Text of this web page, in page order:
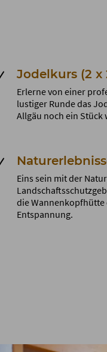
Jodelkurs (2 x
Erlerne von einer
lustiger Runde das
Allgäu noch ein Stück
Eins sein mit der
die Wannenkopfhütte
Entspannung.